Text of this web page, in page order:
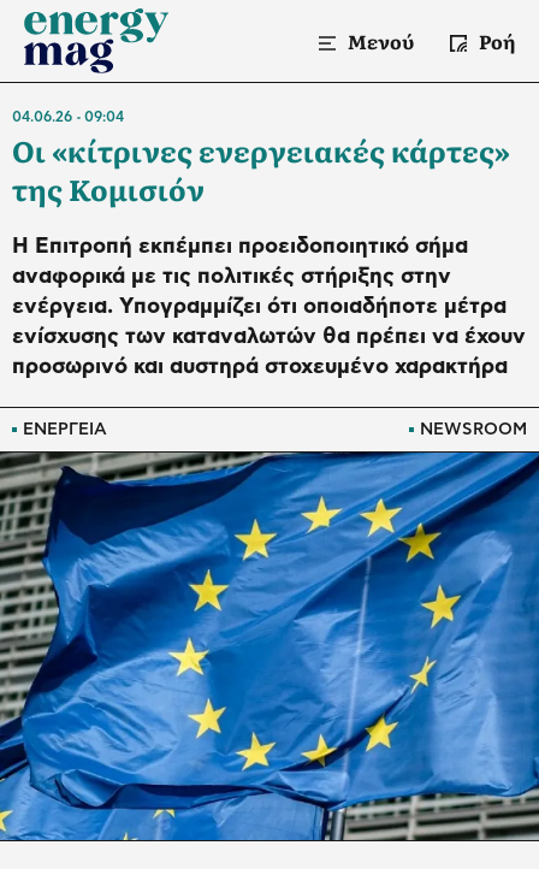
Μενού Ροή
ΕΝΕΡΓΕΙΑ NEWSROOM
04.06.26 09:04
Οι «κίτρινες ενεργειακές κάρτες»
της Κομισιόν
H Επιτροπή εκπέμπει προειδοποιητικό σήμα
αναφορικά με τις πολιτικές στήριξης στην
ενέργεια. Υπογραμμίζει ότι οποιαδήποτε μέτρα
ενίσχυσης των καταναλωτών θα πρέπει να έχουν
προσωρινό και αυστηρά στοχευμένο χαρακτήρα